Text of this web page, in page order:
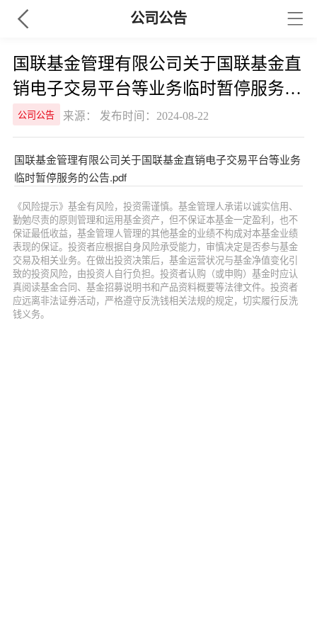
公司公告
国联基金管理有限公司关于国联基金直
销电子交易平台等业务临时暂停服务的
公告
公司公告 来源： 发布时间：2024-08-22
国联基金管理有限公司关于国联基金直销电子交易平台等业务
临时暂停服务的公告.pdf
《风险提示》基金有风险，投资需谨慎。基金管理人承诺以诚实信用、
勤勉尽责的原则管理和运用基金资产，但不保证本基金一定盈利，也不
保证最低收益，基金管理人管理的其他基金的业绩不构成对本基金业绩
表现的保证。投资者应根据自身风险承受能力，审慎决定是否参与基金
交易及相关业务。在做出投资决策后，基金运营状况与基金净值变化引
致的投资风险，由投资人自行负担。投资者认购（或申购）基金时应认
真阅读基金合同、基金招募说明书和产品资料概要等法律文件。投资者
应远离非法证券活动，严格遵守反洗钱相关法规的规定，切实履行反洗
钱义务。